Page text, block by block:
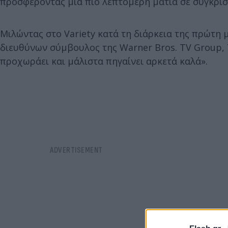
Μιλώντας στο Variety κατά τη διάρκεια της πρώτη
διευθύνων σύμβουλος της Warner Bros. TV Group,
προχωράει και μάλιστα πηγαίνει αρκετά καλά».